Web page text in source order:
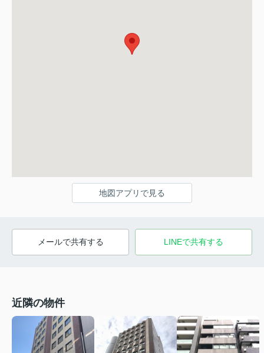
地図アプリで見る
メールで共有する LINEで共有する
近隣の物件